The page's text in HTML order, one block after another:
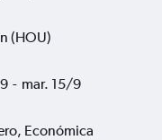
(HOU)
- mar. 15/9
Económica